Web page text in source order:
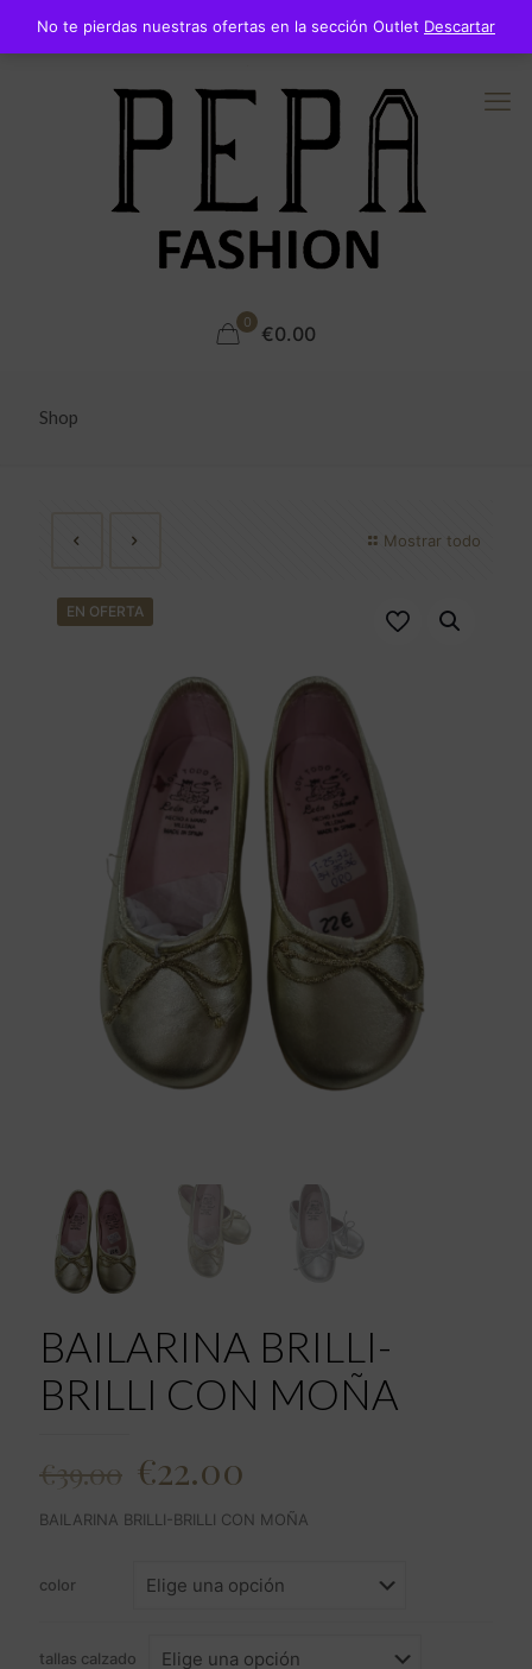
0 €0.00
Shop
Mostrar todo
EN OFERTA
BAILARINA BRILLI-
BRILLI CON MOÑA
€39.00 El
precio
original
era:
€39.00.
€22.00
precio
actual
es:
BAILARINA BRILLI-BRILLI CON MOÑA
color
tallas calzado
No te pierdas nuestras ofertas en la sección Outlet Descartar